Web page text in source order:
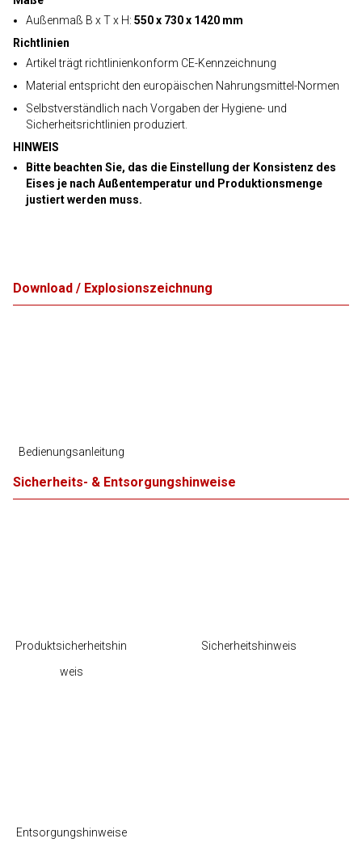
Außenmaß B x T x H: 550 x 730 x 1420 mm
Richtlinien
Artikel trägt richtlinienkonform CE-Kennzeichnung
Material entspricht den europäischen Nahrungsmittel-Normen
Selbstverständlich nach Vorgaben der Hygiene- und
Sicherheitsrichtlinien produziert.
HINWEIS
Bitte beachten Sie, das die Einstellung der Konsistenz des
Eises je nach Außentemperatur und Produktionsmenge
justiert werden muss.
Download / Explosionszeichnung
Bedienungsanleitung
Sicherheits- & Entsorgungshinweise
Produktsicherheitshin
weis
Sicherheitshinweis
Entsorgungshinweise